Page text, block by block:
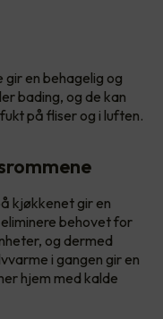
en behagelig og
bading, og de kan
på fliser og i luften.
kjøkkenet gir en
behovet for
og dermed
i gangen gir en
hjem med kalde